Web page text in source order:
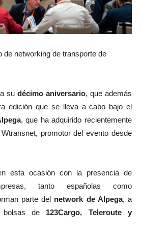
de networking de transporte de
su décimo aniversario, que además
edición que se lleva a cabo bajo el
, que ha adquirido recientemente
promotor del evento desde
esta ocasión con la presencia de
tanto españolas como
parte del network de Alpega, a
de 123Cargo, Teleroute y